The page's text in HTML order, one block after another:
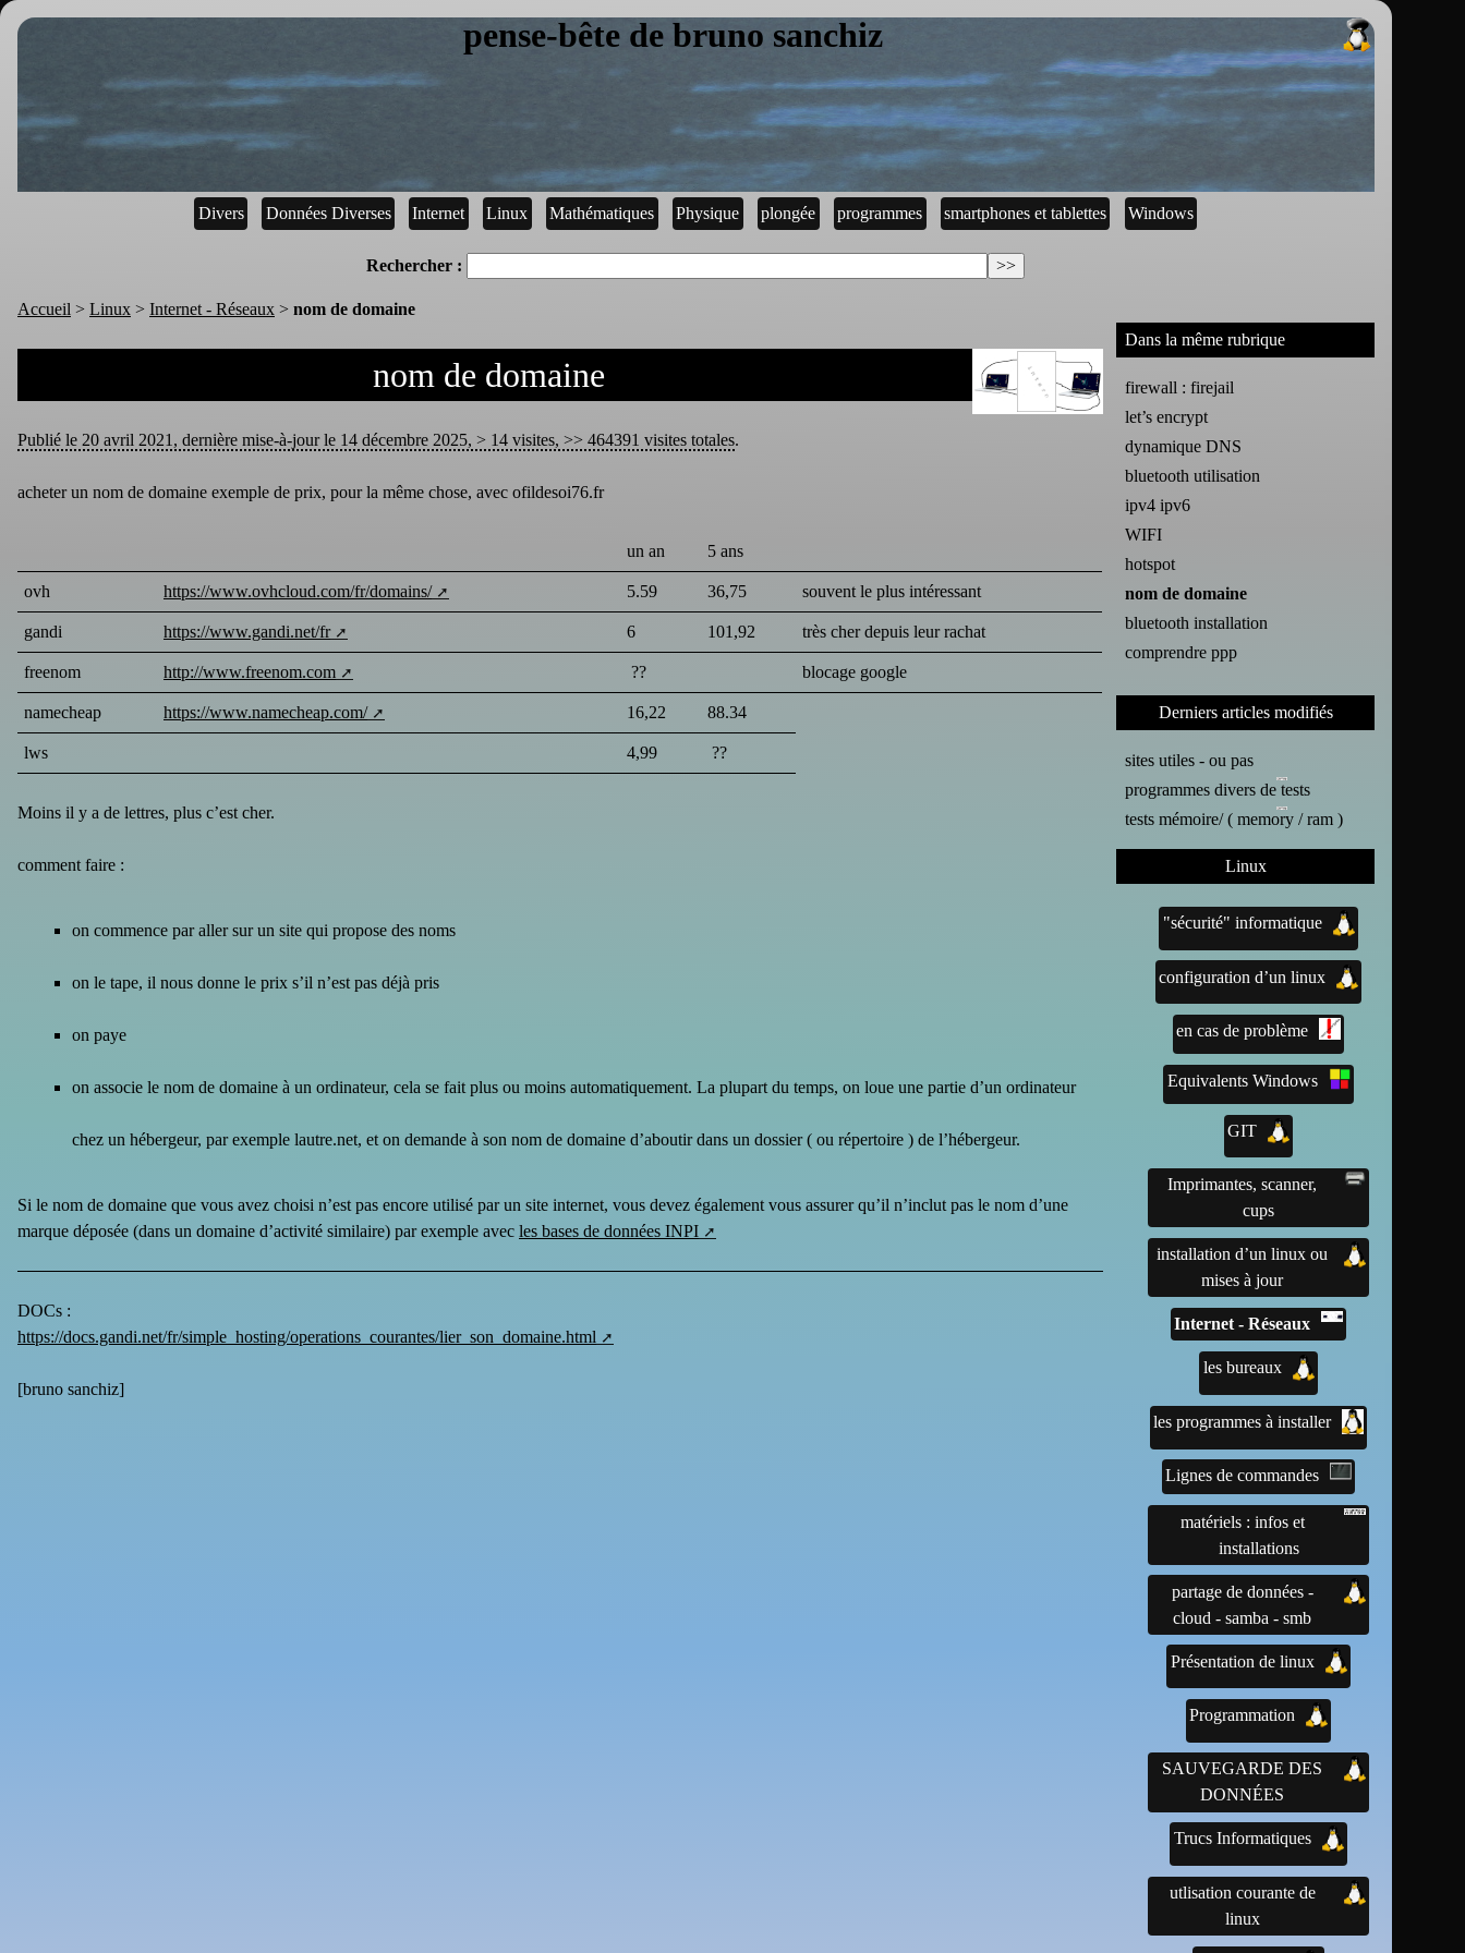
pense-bête de bruno sanchiz
Divers Données Diverses Internet Linux Mathématiques Physique plongée programmes smartphones et tablettes Windows
Rechercher :
Accueil > Linux > Internet - Réseaux > nom de domaine
nom de domaine
Publié le 20 avril 2021, dernière mise-à-jour le 14 décembre 2025, > 14 visites, >> 464391 visites totales.
acheter un nom de domaine exemple de prix, pour la même chose, avec ofildesoi76.fr
un an 5 ans
ovh https://www.ovhcloud.com/fr/domains/ 5.59 36,75 souvent le plus intéressant
gandi https://www.gandi.net/fr 6 101,92 très cher depuis leur rachat
freenom http://www.freenom.com ?? blocage google
namecheap https://www.namecheap.com/ 16,22 88.34
lws 4,99 ??
Moins il y a de lettres, plus c’est cher.
comment faire :
on commence par aller sur un site qui propose des noms
on le tape, il nous donne le prix s’il n’est pas déjà pris
on paye
on associe le nom de domaine à un ordinateur, cela se fait plus ou moins automatiquement. La plupart du temps, on loue une partie d’un ordinateur
chez un hébergeur, par exemple lautre.net, et on demande à son nom de domaine d’aboutir dans un dossier ( ou répertoire ) de l’hébergeur.
Si le nom de domaine que vous avez choisi n’est pas encore utilisé par un site internet, vous devez également vous assurer qu’il n’inclut pas le nom d’une
marque déposée (dans un domaine d’activité similaire) par exemple avec les bases de données INPI
DOCs :
https://docs.gandi.net/fr/simple_hosting/operations_courantes/lier_son_domaine.html
[bruno sanchiz]
Dans la même rubrique
firewall : firejail
let’s encrypt
dynamique DNS
bluetooth utilisation
ipv4 ipv6
WIFI
hotspot
nom de domaine
bluetooth installation
comprendre ppp
Derniers articles modifiés
sites utiles - ou pas
programmes divers de tests
tests mémoire/ ( memory / ram )
Linux
"sécurité" informatique
configuration d’un linux
en cas de problème
Equivalents Windows
GIT
Imprimantes, scanner,
cups
installation d’un linux ou
mises à jour
Internet - Réseaux
les bureaux
les programmes à installer
Lignes de commandes
matériels : infos et
installations
partage de données -
cloud - samba - smb
Présentation de linux
Programmation
SAUVEGARDE DES
DONNÉES
Trucs Informatiques
utlisation courante de
linux